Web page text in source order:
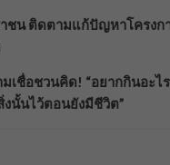
ชน ติดตามแก้ปัญหาโครงก
มเชื่อชวนคิด! “อยากกินอะไ
งนั้นไว้ตอนยังมีชีวิต”